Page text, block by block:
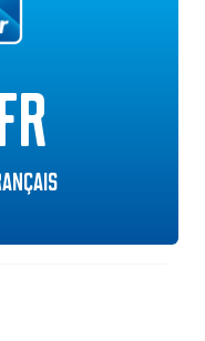
de travailler
l’esprit est à son
méthode. Par
et que vous
cela pourrait
niveau émotif, par